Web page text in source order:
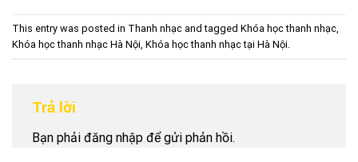
This entry was posted in Thanh nhạc and tagged Khóa học thanh nhạc
Khóa học thanh nhạc Hà Nội Khóa học thanh nhạc tại Hà Nội
Trả lời
Bạn phải đăng nhập để gửi phản hồi.